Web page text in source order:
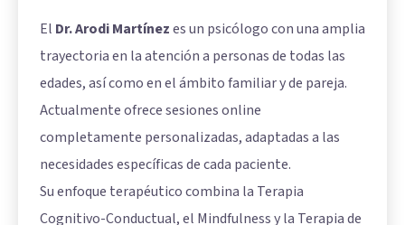
El Dr. Arodi Martínezes un psicólogo con una amplia
trayectoria en la atención a personas de todas las
edades, así como en el ámbito familiar y de pareja.
Actualmente ofrece sesiones online
completamente personalizadas, adaptadas a las
necesidades específicas de cada paciente.
Su enfoque terapéutico combina la Terapia
Cognitivo-Conductual, el Mindfulness y la Terapia de